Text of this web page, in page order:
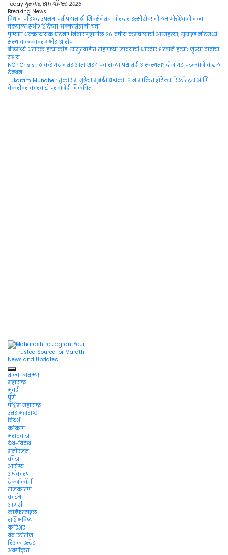
Skip
content
Today गुरूवार, 6th ऑगस्ट 2026
Breaking News
विधान परिषद उपसभापतीपदासाठी शिवसेनेतच जोरदार रस्सीखेच! नीलम गोऱ्हेंऐवजी नव्या
चेहऱ्याला संधी? शिंदेंच्या ‘धक्कातंत्रा’ची चर्चा
पुण्यात धक्कादायक घटना! निवारागृहातील २६ वर्षीय कर्मचाऱ्याची आत्महत्या; सुसाईड नोटमध्ये
संस्थाचालकावर गंभीर आरोप
बीडमध्ये थरारक हत्याकांड! सासुरवाडीत राहणाऱ्या जावयाची धारदार शस्त्राने हत्या; जुन्या वादाचा
संशय
NCP Crisis : ठाकरे गटानंतर आता शरद पवारांच्या पक्षातही अस्वस्थता? दोन गट पडल्याने वाढलं
टेन्शन
Tukaram Mundhe : तुकाराम मुंढेंचा मुंबईत धडाका! ६ नामांकित हॉटेल्स, रेस्टॉरंट्स आणि
बेकरींवर कारवाई; परवानेही निलंबित
Maharashtra
Jagran : Your
Trusted
Companion for the
Latest News
ताज्या बातम्या
महाराष्ट्र
मुंबई
पुणे
पश्चिम महाराष्ट्र
उत्तर महाराष्ट्र
विदर्भ
कोकण
मराठवाडा
देश-विदेश
मनोरंजन
क्रीडा
आरोग्य
अर्थकारण
टेक्नॉलॉजी
राजकारण
क्राईम
आणखी +
लाईफस्टाईल
राशिभविष्य
करिअर
वेब स्टोरीज
रिअल इस्टेट
अवर्गीकृत